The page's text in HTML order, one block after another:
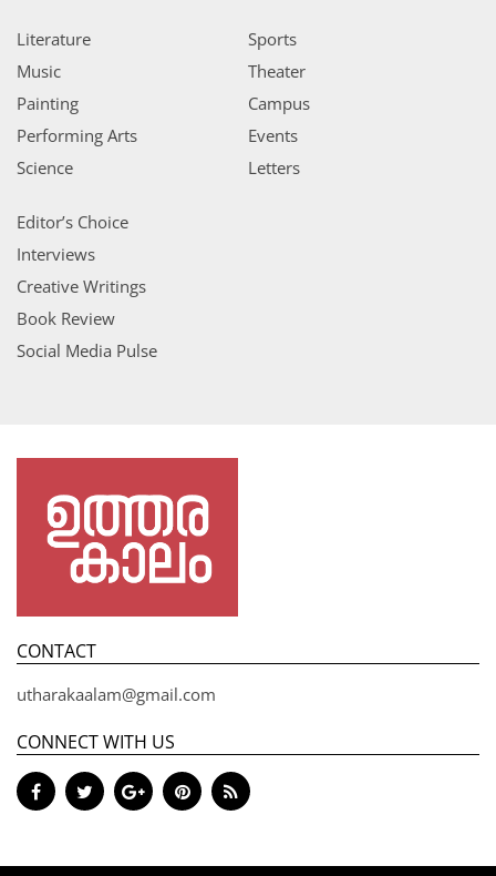
Literature
Music
Painting
Performing Arts
Science
Sports
Theater
Campus
Events
Letters
Editor’s Choice
Interviews
Creative Writings
Book Review
Social Media Pulse
CONTACT
utharakaalam@gmail.com
CONNECT WITH US